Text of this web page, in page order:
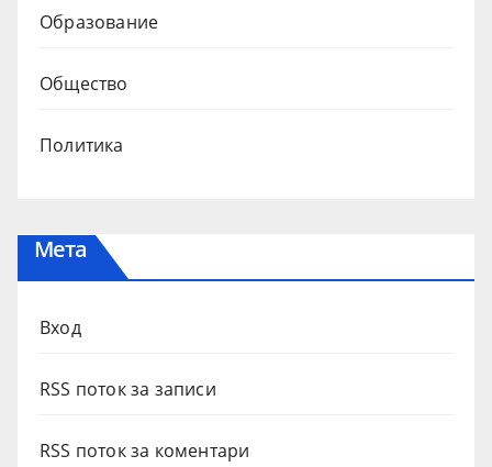
Образование
Общество
Политика
Мета
Вход
RSS поток за записи
RSS поток за коментари